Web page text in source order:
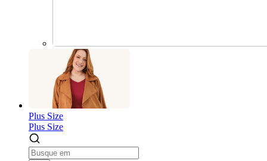
Plus Size
Plus Size